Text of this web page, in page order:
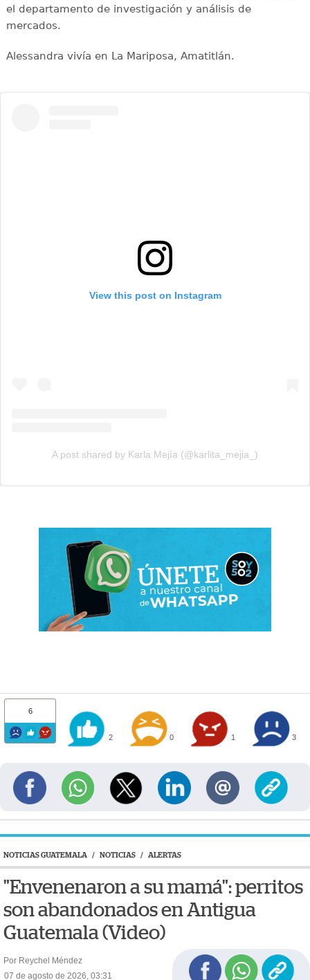
el departamento de investigación y análisis de
mercados.
Alessandra vivía en La Mariposa, Amatitlán.
View this post on Instagram
A post shared by Karla Mejía (@karlita_mejia_)
6
2 0 1 3
NOTICIAS GUATEMALA / NOTICIAS / ALERTAS
"Envenenaron a su mamá": perritos
son abandonados en Antigua
Guatemala (Video)
Por Reychel Méndez
07 de agosto de 2026, 03:31